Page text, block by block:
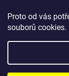
Proto od vás
souborů cookies.